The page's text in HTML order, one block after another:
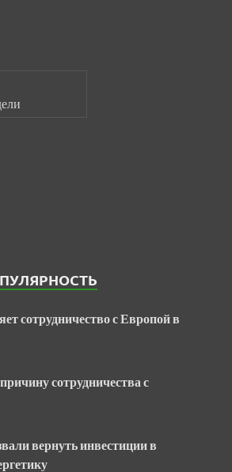
сотрудничество с Европой в
сотрудничества с
вернуть инвестиции в